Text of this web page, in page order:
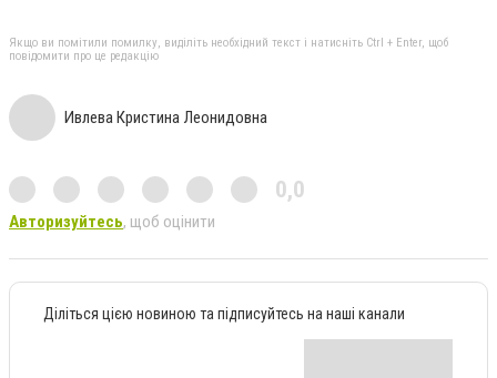
Якщо ви помітили помилку, виділіть необхідний текст і натисніть Ctrl + Enter, щоб
повідомити про це редакцію
Ивлева Кристина Леонидовна
0,0
Авторизуйтесь, щоб оцінити
Діліться цією новиною та підписуйтесь на наші канали